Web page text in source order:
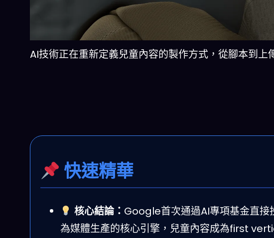
AI技術正在重新定義兒童內容的製作方式，從腳本到上
快速精華
核心結論： Google首次通過AI專項基金直接
為媒體生產的核心引擎，兒童內容成為first